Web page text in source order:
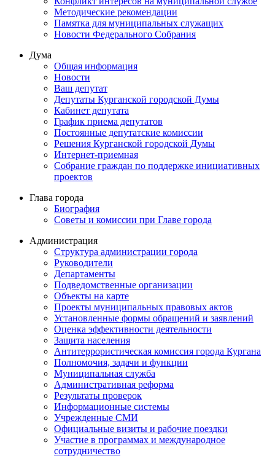
Методические рекомендации
Памятка для муниципальных служащих
Новости Федерального Cобрания
Дума
Общая информация
Новости
Ваш депутат
Депутаты Курганской городской Думы
Кабинет депутата
График приема депутатов
Постоянные депутатские комиссии
Решения Курганской городской Думы
Интернет-приемная
Собрание граждан по поддержке инициативных
проектов
Глава города
Биография
Советы и комиссии при Главе города
Администрация
Структура администрации города
Руководители
Департаменты
Подведомственные организации
Объекты на карте
Проекты муниципальных правовых актов
Установленные формы обращений и заявлений
Оценка эффективности деятельности
Защита населения
Антитеррористическая комиссия города Кургана
Полномочия, задачи и функции
Муниципальная служба
Административная реформа
Результаты проверок
Информационные системы
Учрежденные СМИ
Официальные визиты и рабочие поездки
Участие в программах и международное
сотрудничество